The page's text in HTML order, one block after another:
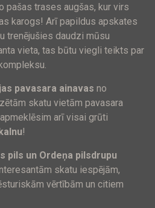
pašas trases augšas, kur virs
karogs! Arī papildus apskates
trenējušies daudzi mūsu
vieta, tas būtu viegli teikts par
pavasara ainavas no
skatu vietām pavasara
arī visai grūti
!
pils un Ordeņa pilsdrupu
skatu iespējām,
vērtībām un citiem